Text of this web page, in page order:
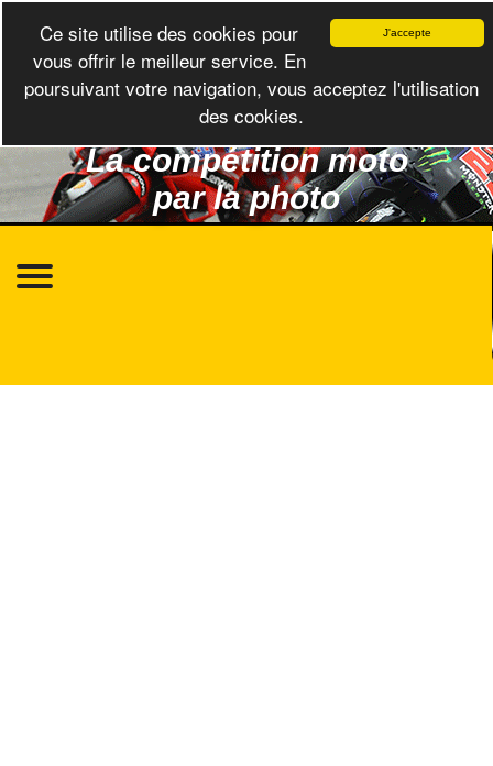
La compétition moto
par la photo
J'accepte
Ce site utilise des cookies pour
vous offrir le meilleur service. En
poursuivant votre navigation, vous acceptez l'utilisation
des cookies.